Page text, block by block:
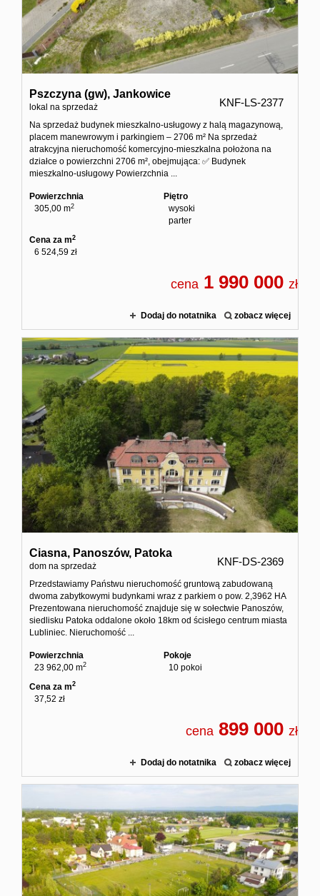
Pszczyna (gw), Jankowice
lokal na sprzedaż KNF-LS-2377
Na sprzedaż budynek mieszkalno-usługowy z halą magazynową,
placem manewrowym i parkingiem – 2706 m² Na sprzedaż
atrakcyjna nieruchomość komercyjno-mieszkalna położona na
działce o powierzchni 2706 m², obejmująca: ✅ Budynek
mieszkalno-usługowy Powierzchnia ...
Powierzchnia
305,00 m2
Piętro
wysoki
parter
Cena za m2
6 524,59 zł
cena 1 990 000 zł
Dodaj do notatnika zobacz więcej
Ciasna, Panoszów, Patoka
dom na sprzedaż KNF-DS-2369
Przedstawiamy Państwu nieruchomość gruntową zabudowaną
dwoma zabytkowymi budynkami wraz z parkiem o pow. 2,3962 HA
Prezentowana nieruchomość znajduje się w sołectwie Panoszów,
siedlisku Patoka oddalone około 18km od ścisłego centrum miasta
Lubliniec. Nieruchomość ...
Powierzchnia
23 962,00 m2
Pokoje
10 pokoi
Cena za m2
37,52 zł
cena 899 000 zł
Dodaj do notatnika zobacz więcej